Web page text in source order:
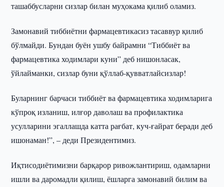
ташаббусларни сизлар билан муҳокама қилиб оламиз.
Замонавий тиббиётни фармацевтикасиз тасаввур қилиб
бўлмайди. Бундан буён ушбу байрамни “Тиббиёт ва
фармацевтика ходимлари куни” деб нишонласак,
ўйлайманки, сизлар буни қўллаб-қувватлайсизлар!
Буларнинг барчаси тиббиёт ва фармацевтика ходимларига
кўпроқ изланиш, илғор даволаш ва профилактика
усулларини эгаллашда катта рағбат, куч-ғайрат беради деб
ишонаман!”, – деди Президентимиз.
Иқтисодиётимизни барқарор ривожлантириш, одамларни
ишли ва даромадли қилиш, ёшларга замонавий билим ва